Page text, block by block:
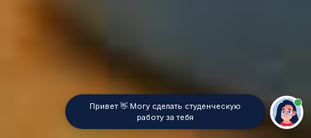
Привет 👋 Могу сделать студенческую
работу за тебя